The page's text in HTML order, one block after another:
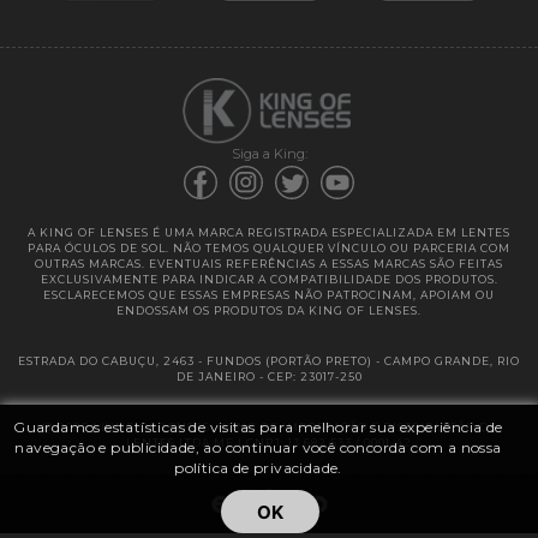
Guardamos estatísticas de visitas para melhorar sua experiência de
navegação e publicidade, ao continuar você concorda com a nossa
política de privacidade.
OK
Siga a King:
A KING OF LENSES É UMA MARCA REGISTRADA ESPECIALIZADA EM LENTES
PARA ÓCULOS DE SOL. NÃO TEMOS QUALQUER VÍNCULO OU PARCERIA COM
OUTRAS MARCAS. EVENTUAIS REFERÊNCIAS A ESSAS MARCAS SÃO FEITAS
EXCLUSIVAMENTE PARA INDICAR A COMPATIBILIDADE DOS PRODUTOS.
ESCLARECEMOS QUE ESSAS EMPRESAS NÃO PATROCINAM, APOIAM OU
ENDOSSAM OS PRODUTOS DA KING OF LENSES.
ESTRADA DO CABUÇU, 2463 - FUNDOS (PORTÃO PRETO) - CAMPO GRANDE, RIO
DE JANEIRO - CEP: 23017-250
@ 2025 | KING OF LENSES - KING OF IMPORTAÇÃO E DISTRIBUIÇÃO DE
LENTES LTDA ME | CNPJ: 13.682.533 / 0001-42